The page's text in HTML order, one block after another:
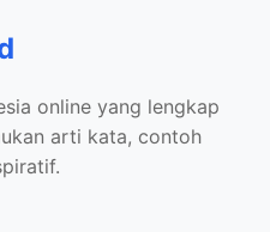
online yang lengkap
arti kata, contoh